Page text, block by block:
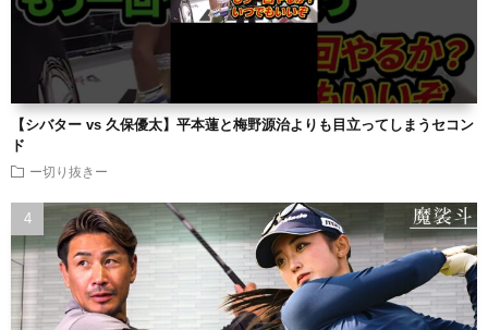
【シバター vs 久保優太】平本蓮と梅野源治よりも目立ってしまうセコン
ド
ー切り抜きー